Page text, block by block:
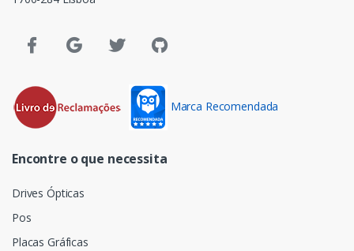
Marca Recomendada
Encontre o que necessita
Drives Ópticas
Pos
Placas Gráficas